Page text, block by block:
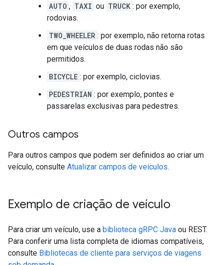
AUTO , TAXI ou TRUCK : por exemplo,
rodovias.
TWO_WHEELER : por exemplo, não retorna rotas
em que veículos de duas rodas não são
permitidos.
BICYCLE : por exemplo, ciclovias.
PEDESTRIAN : por exemplo, pontes e
passarelas exclusivas para pedestres.
Outros campos
Para outros campos que podem ser definidos ao criar um
veículo, consulte Atualizar campos de veículos.
Exemplo de criação de veículo
Para criar um veículo, use a biblioteca gRPC Java ou REST.
Para conferir uma lista completa de idiomas compatíveis,
consulte Bibliotecas de cliente para serviços de viagens